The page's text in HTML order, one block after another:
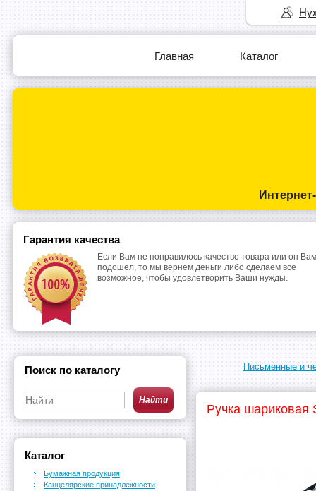
Главная Каталог
Гарантия качества
Если Вам не понравилось качество товара или он
подошел, то мы вернем деньги либо сделаем все
возможное, чтобы удовлетворить Ваши нужды.
Письменные и
Ручка шариковая
Поиск по каталогу
Каталог
Бумажная продукция
Канцелярские принадлежности